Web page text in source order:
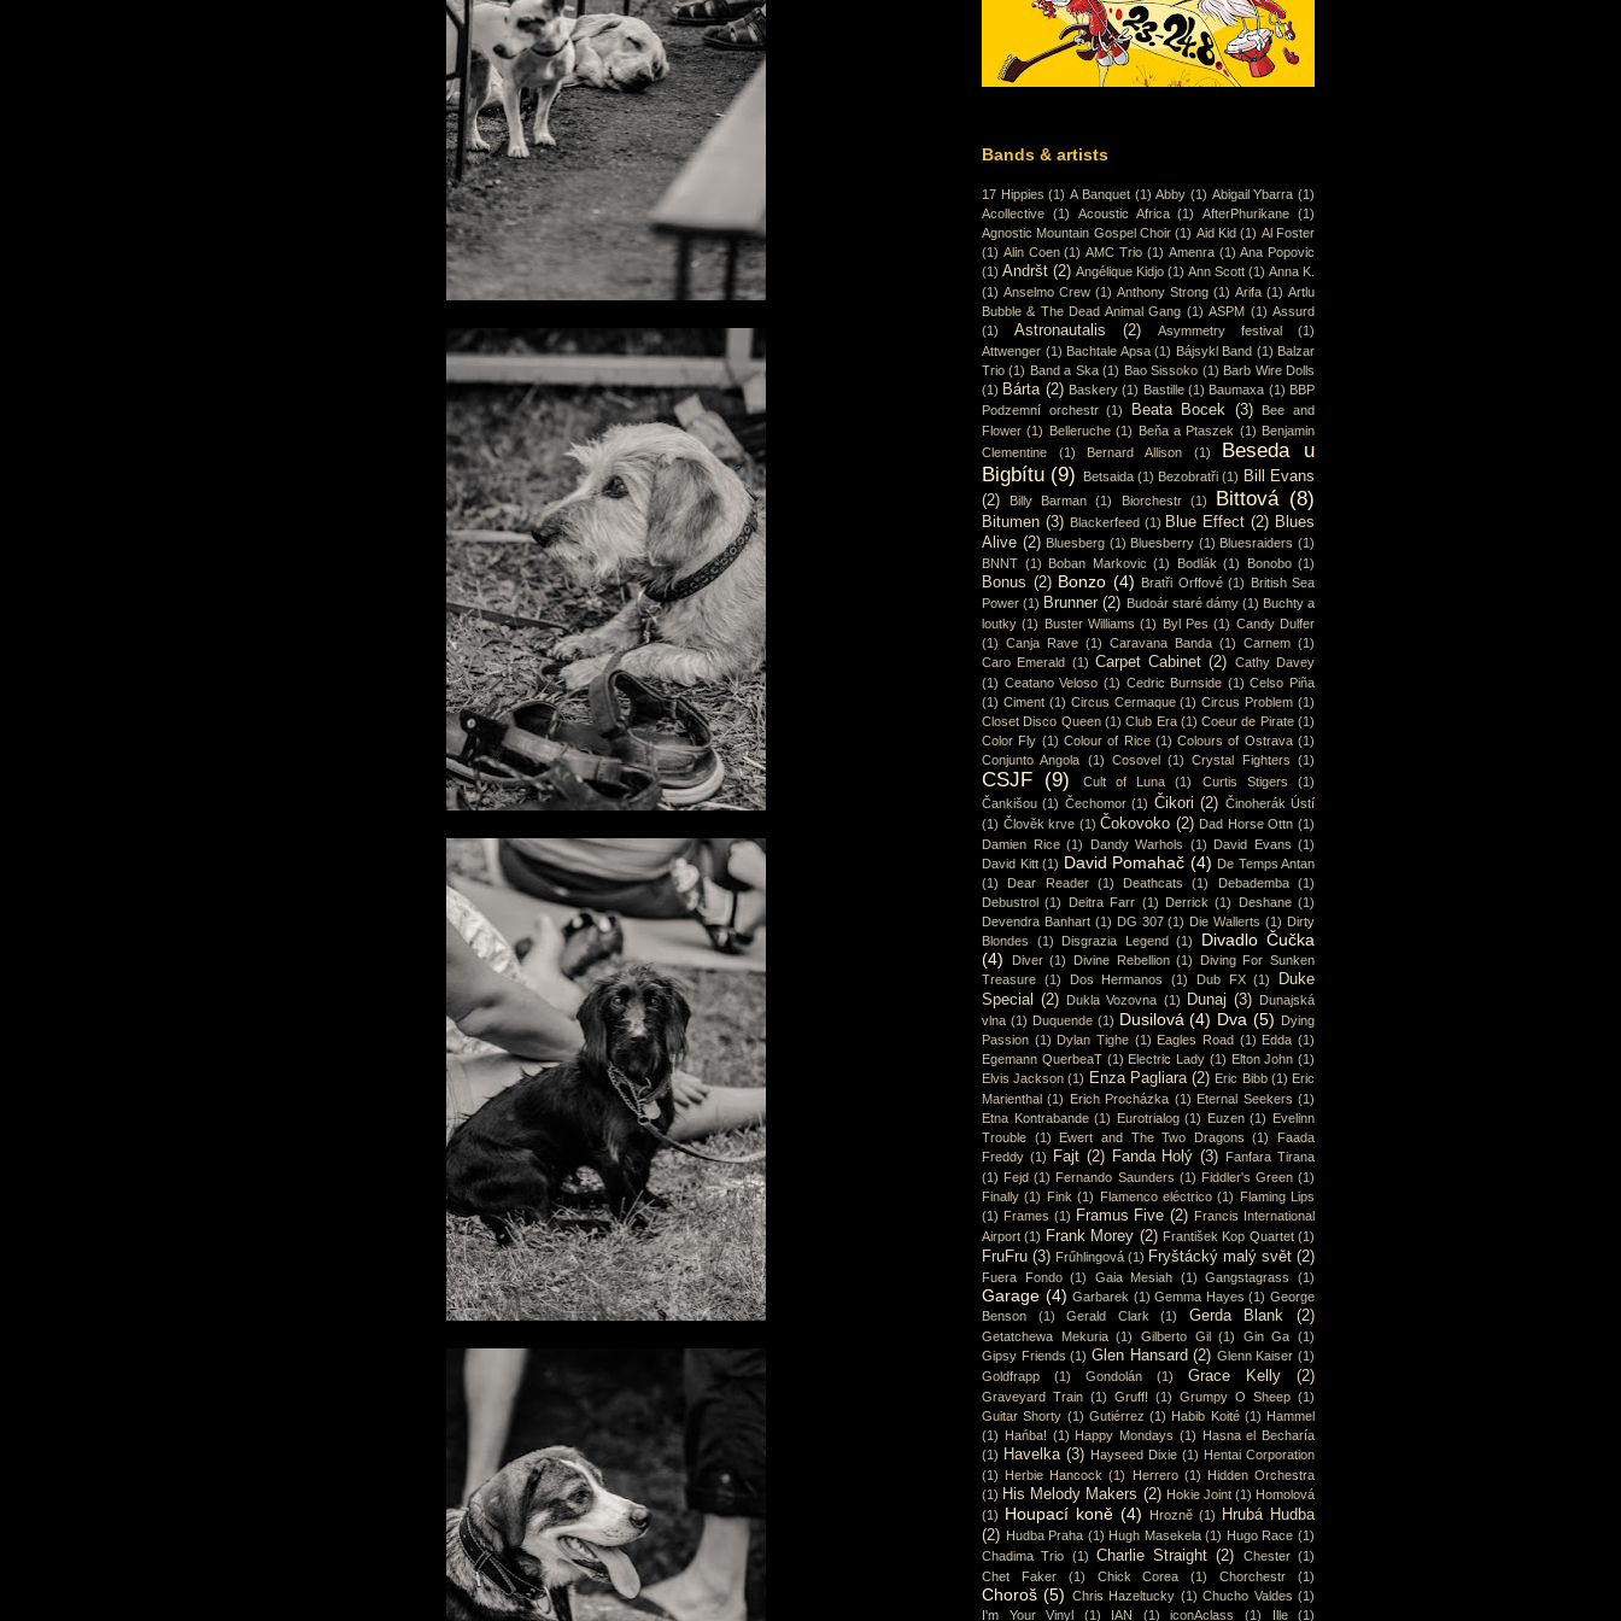
Bands & artists
17 Hippies (1) A Banquet (1) Abby (1) Abigail Ybarra (1)
Acollective (1) Acoustic Africa (1) AfterPhurikane (1)
Agnostic Mountain Gospel Choir (1) Aid Kid (1) Al Foster
(1) Alin Coen (1) AMC Trio (1) Amenra (1) Ana Popovic
(1) Andršt (2) Angélique Kidjo (1) Ann Scott (1) Anna K.
(1) Anselmo Crew (1) Anthony Strong (1) Arifa (1) Artlu
Bubble & The Dead Animal Gang (1) ASPM (1) Assurd
(1)
Astronautalis (2) Asymmetry festival
(1)
Attwenger (1) Bachtale Apsa (1) Bájsykl Band (1) Balzar
Trio (1) Band a Ska (1) Bao Sissoko (1) Barb Wire Dolls
(1) Bárta (2) Baskery (1) Bastille (1) Baumaxa (1) BBP
Podzemní orchestr (1) Beata Bocek (3)
Bee and
Flower (1) Belleruche (1) Beňa a Ptaszek (1) Benjamin
Clementine
(1) Bernard Allison (1)
Beseda u
Bigbítu (9) Betsaida (1) Bezobratři (1) Bill Evans
(2)
Billy Barman (1) Biorchestr (1) Bittová (8)
Bitumen (3) Blackerfeed (1) Blue Effect (2) Blues
Alive (2) Bluesberg (1) Bluesberry (1) Bluesraiders (1)
BNNT (1) Boban Markovic (1) Bodlák (1) Bonobo (1)
Bonus (2) Bonzo (4) Bratři Orffové (1) British Sea
Power (1) Brunner (2) Budoár staré dámy (1) Buchty a
loutky (1) Buster Williams (1) Byl Pes (1) Candy Dulfer
(1) Canja Rave (1) Caravana Banda (1) Carnem (1)
Caro Emerald (1) Carpet Cabinet (2) Cathy Davey
(1) Ceatano Veloso (1) Cedric Burnside (1) Celso Piña
(1) Ciment (1) Circus Cermaque (1) Circus Problem (1)
Closet Disco Queen (1) Club Era (1) Coeur de Pirate (1)
Color Fly (1) Colour of Rice (1) Colours of Ostrava (1)
Conjunto Angola (1) Cosovel (1) Crystal Fighters (1)
CSJF (9) Cult of Luna (1) Curtis Stigers
(1)
Čankišou (1) Čechomor (1) Čikori (2) Činoherák Ústí
(1) Člověk krve (1) Čokovoko (2) Dad Horse Ottn (1)
Damien Rice (1) Dandy Warhols (1) David Evans (1)
David Kitt (1) David Pomahač (4) De Temps Antan
(1)
Dear Reader (1) Deathcats (1) Debademba
(1)
Debustrol (1) Deitra Farr (1) Derrick (1) Deshane (1)
Devendra Banhart (1) DG 307 (1) Die Wallerts (1) Dirty
Blondes
(1) Disgrazia Legend (1)
Divadlo Čučka
(4)
Diver (1) Divine Rebellion (1)
Diving For Sunken
Treasure (1) Dos Hermanos (1) Dub FX (1)
Duke
Special (2) Dukla Vozovna (1) Dunaj (3) Dunajská
vlna (1) Duquende (1) Dusilová (4) Dva (5) Dying
Passion (1) Dylan Tighe (1) Eagles Road (1) Edda (1)
Egemann QuerbeaT (1) Electric Lady (1) Elton John (1)
Elvis Jackson (1) Enza Pagliara (2) Eric Bibb (1) Eric
Marienthal (1) Erich Procházka (1) Eternal Seekers (1)
Etna Kontrabande (1) Eurotrialog (1) Euzen (1) Evelinn
Trouble (1) Ewert and The Two Dragons (1)
Faada
Freddy (1) Fajt (2) Fanda Holý (3) Fanfara Tirana
(1) Fejd (1) Fernando Saunders (1) Fiddler's Green (1)
Finally (1) Fink (1) Flamenco eléctrico (1) Flaming Lips
(1) Frames (1) Framus Five (2) Francis International
Airport (1) Frank Morey (2) František Kop Quartet (1)
FruFru (3) Frűhlingová (1) Fryštácký malý svět (2)
Fuera Fondo (1) Gaia Mesiah (1) Gangstagrass (1)
Garage (4) Garbarek (1) Gemma Hayes (1) George
Benson
(1) Gerald Clark (1) Gerda Blank (2)
Getatchewa Mekuria (1) Gilberto Gil (1) Gin Ga (1)
Gipsy Friends (1) Glen Hansard (2) Glenn Kaiser (1)
Goldfrapp
(1) Gondolán (1) Grace Kelly (2)
Graveyard Train (1) Gruff! (1) Grumpy O Sheep (1)
Guitar Shorty (1) Gutiérrez (1) Habib Koité (1) Hammel
(1) Hańba! (1) Happy Mondays (1) Hasna el Becharía
(1) Havelka (3) Hayseed Dixie (1) Hentai Corporation
(1) Herbie Hancock (1) Herrero (1) Hidden Orchestra
(1) His Melody Makers (2) Hokie Joint (1) Homolová
(1) Houpací koně (4) Hrozně (1)
Hrubá Hudba
(2) Hudba Praha (1) Hugh Masekela (1) Hugo Race (1)
Chadima Trio (1) Charlie Straight (2) Chester (1)
Chet Faker
(1) Chick Corea (1) Chorchestr (1)
Choroš (5) Chris Hazeltucky (1) Chucho Valdes (1)
I'm Your Vinyl
(1) IAN (1) iconAclass (1) Ille (1)